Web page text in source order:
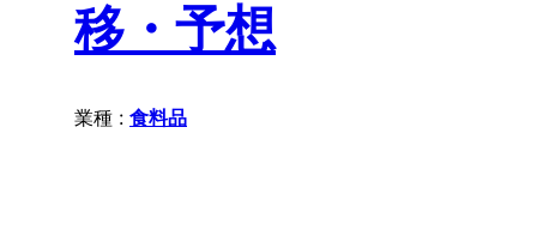
移・予想
業種 : 食料品